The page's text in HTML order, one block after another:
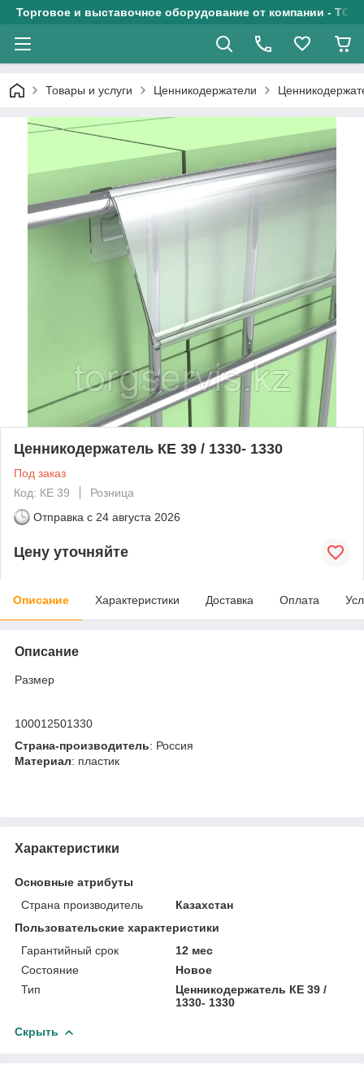
Торговое и выставочное оборудование от компании - ТОО
Товары и услуги Ценникодержатели
Ценникодержатель КЕ 39 / 1330- 1330
Под заказ
Код: КЕ 39
Розница
Отправка с 24 августа 2026
Цену уточняйте
Описание Характеристики Доставка Оплата
Описание
Размер
100012501330
Страна-производитель: Россия
Материал: пластик
Характеристики
Основные атрибуты
Страна производитель
Казахстан
Пользовательские характеристики
Гарантийный срок
12 мес
Состояние
Новое
Тип
Ценникодержатель КЕ 39 /
1330- 1330
Скрыть